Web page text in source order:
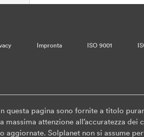
Impronta ISO 9001
questa pagina sono fornite a titolo
massima attenzione all’accuratezza
aggiornate. Solplanet non si assume